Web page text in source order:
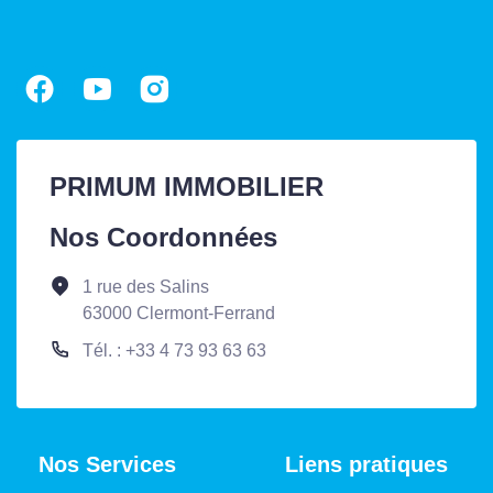
PRIMUM IMMOBILIER
Nos Coordonnées
1 rue des Salins
63000 Clermont-Ferrand
Tél. : +33 4 73 93 63 63
Nos Services Liens pratiques